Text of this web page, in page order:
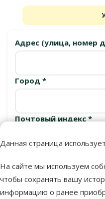
Данная страница
На сайте мы используем
чтобы сохранять вашу
информацию о ранее
Адрес (улица, номер
Город *
Почтовый индекс *